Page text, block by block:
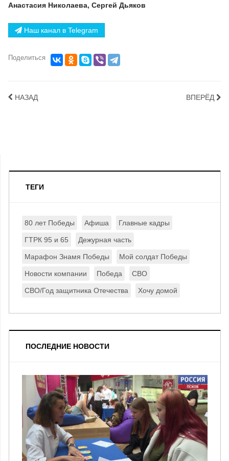
Анастасия Николаева, Сергей Дьяков
Наш канал в Telegram
Поделиться
НАЗАД ВПЕРЁД
ТЕГИ
80 лет Победы Афиша Главные кадры
ГТРК 95 и 65 Дежурная часть
Марафон Знамя Победы Мой солдат Победы
Новости компании Победа СВО
СВО/Год защитника Отечества Хочу домой
ПОСЛЕДНИЕ НОВОСТИ